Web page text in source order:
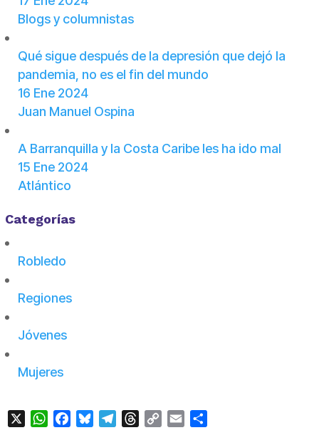
Blogs y columnistas
Qué sigue después de la depresión que dejó la
pandemia, no es el fin del mundo
16 Ene 2024
Juan Manuel Ospina
A Barranquilla y la Costa Caribe les ha ido mal
15 Ene 2024
Atlántico
Categorías
Robledo
Regiones
Jóvenes
Mujeres
WhatsApp
FacebookBlueskyTelegramThreads
Copy Email